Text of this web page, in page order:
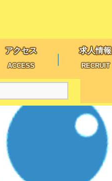
アクセス
ACCESS
求人情報
RECRUIT